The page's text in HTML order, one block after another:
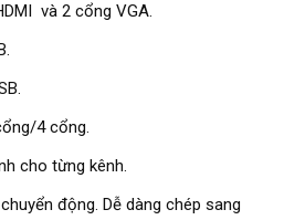
và 2 cổng VGA.
4 cổng.
cho từng kênh.
động. Dễ dàng chép sang